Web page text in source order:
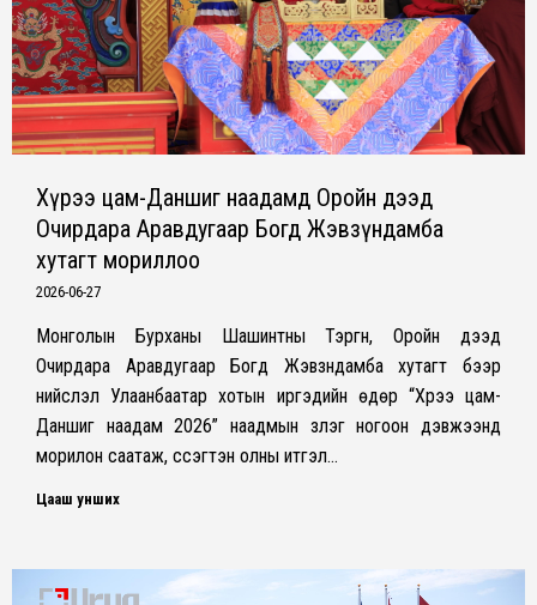
Хүрээ цам-Даншиг наадамд Оройн дээд
Очирдара Аравдугаар Богд Жэвзүндамба
хутагт мориллоо
2026-06-27
Монголын Бурханы Шашинтны Тэргүүн, Оройн дээд
Очирдара Аравдугаар Богд Жэвзүндамба хутагт бээр
нийслэл Улаанбаатар хотын иргэдийн өдөр “Хүрээ цам-
Даншиг наадам 2026” наадмын зүлэг ногоон дэвжээнд
морилон саатаж, сүсэгтэн олны итгэл…
Цааш унших